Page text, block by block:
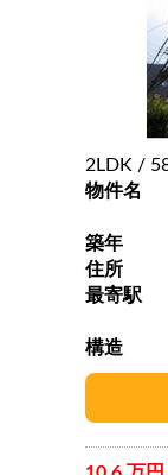
2LDK /
物件名
築年
住所
最寄駅
構造